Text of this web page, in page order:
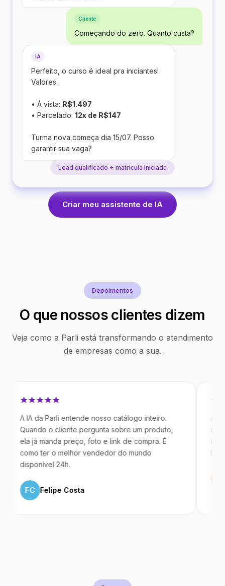
Cliente
Começando do zero. Quanto custa?
IA
Perfeito, o curso é ideal pra iniciantes!
Valores:
• À vista: R$1.497
• Parcelado: 12x de R$147
Turma nova começa dia 15/07. Posso
garantir sua vaga?
Lead qualificado + matrícula iniciada
Criar meu assistente de IA
Depoimentos
O que nossos clientes dizem
Veja como a Parli está transformando o atendimento
de empresas como a sua.
da Parli entende nosso catálogo inteiro.
o cliente pergunta sobre um produto,
já manda preço, foto e link de compra. É
ter o melhor vendedor do mundo
24h.
Felipe Costa
temos